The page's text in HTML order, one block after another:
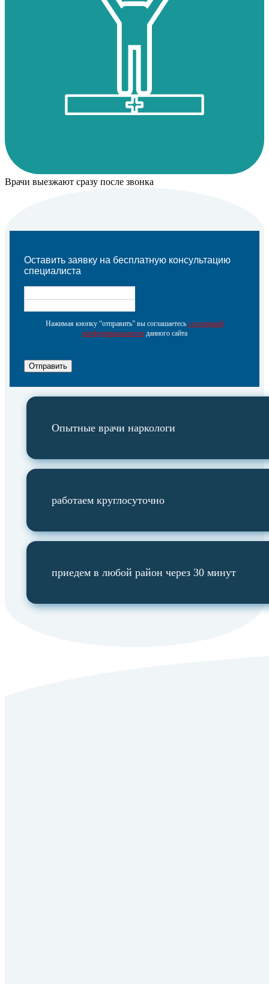
Врачи выезжают сразу после звонка
Оставить заявку на бесплатную консультацию
специалиста
Нажимая кнопку “отправить” вы соглашаетесь с политикой
конфеденциальностиданного сайта
Отправить
Опытные врачи наркологи
работаем круглосуточно
приедем в любой район через 30 минут